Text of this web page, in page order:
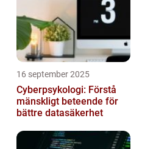
16 september 2025
Cyberpsykologi: Förstå
mänskligt beteende för
bättre datasäkerhet